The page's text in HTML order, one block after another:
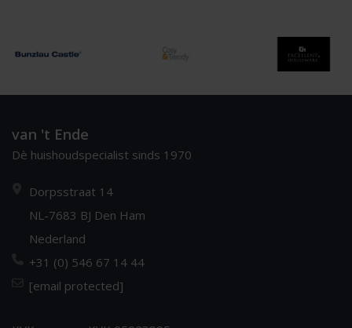
van 't Ende
Dè huishoudspecialist sinds 1970
Dorpsstraat 14
NL-7683 BJ Den Ham
Nederland
+31 (0) 546 67 14 44
[email protected]